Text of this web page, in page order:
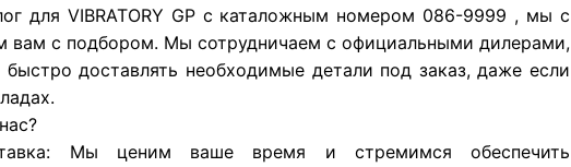
для VIBRATORY GP с каталожным номером 086-9999 , мы с
вам с подбором. Мы сотрудничаем с официальными дилерами,
быстро доставлять необходимые детали под заказ, даже если
Мы ценим ваше время и стремимся обеспечить